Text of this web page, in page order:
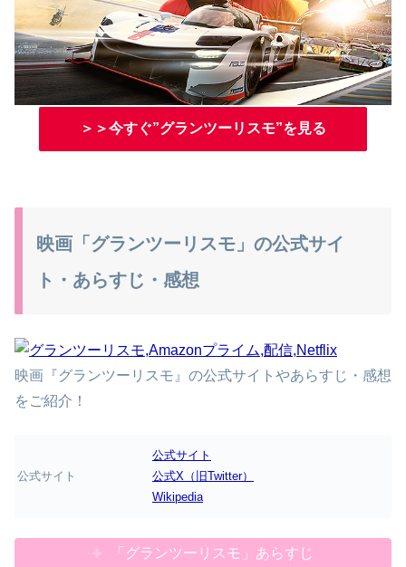
＞＞今すぐ”グランツーリスモ”を見る
映画「グランツーリスモ」の公式サイ
ト・あらすじ・感想
映画『グランツーリスモ』の公式サイトやあらすじ・感想
をご紹介！
公式サイト
公式サイト
公式X（旧Twitter）
Wikipedia
「グランツーリスモ」あらすじ